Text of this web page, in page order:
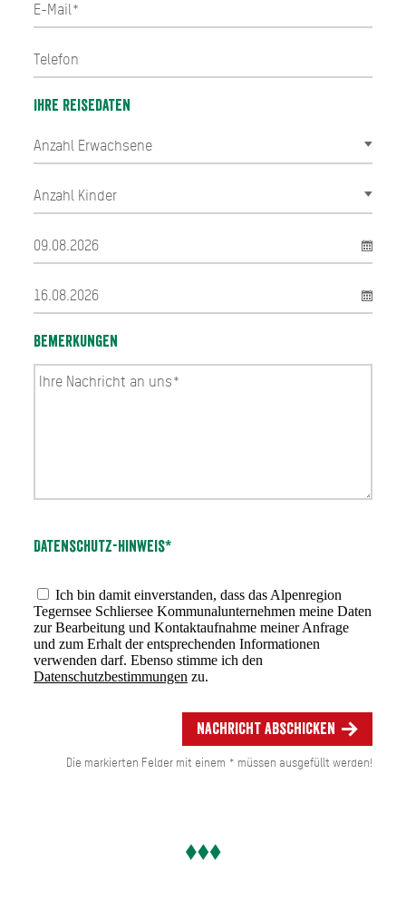
Ihre Reisedaten
Bemerkungen
Datenschutz-Hinweis*
Ich bin damit einverstanden, dass das Alpenregion
Tegernsee Schliersee Kommunalunternehmen meine Daten
zur Bearbeitung und Kontaktaufnahme meiner Anfrage
und zum Erhalt der entsprechenden Informationen
verwenden darf. Ebenso stimme ich den
Datenschutzbestimmungen zu.
Nachricht abschicken
Die markierten Felder mit einem * müssen ausgefüllt werden!